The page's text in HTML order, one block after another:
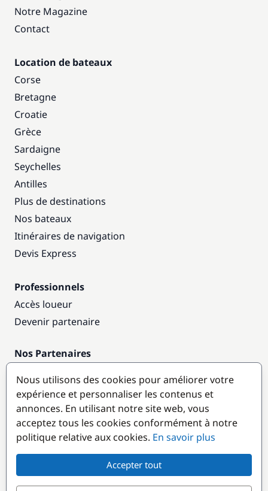
Notre Magazine
Contact
Location de bateaux
Corse
Bretagne
Croatie
Grèce
Sardaigne
Seychelles
Antilles
Plus de destinations
Nos bateaux
Itinéraires de navigation
Devis Express
Professionnels
Accès loueur
Devenir partenaire
Nos Partenaires
Destinations populaires
Nous utilisons des cookies pour améliorer votre
expérience et personnaliser les contenus et
annonces. En utilisant notre site web, vous
acceptez tous les cookies conformément à notre
politique relative aux cookies. En savoir plus
Accepter tout